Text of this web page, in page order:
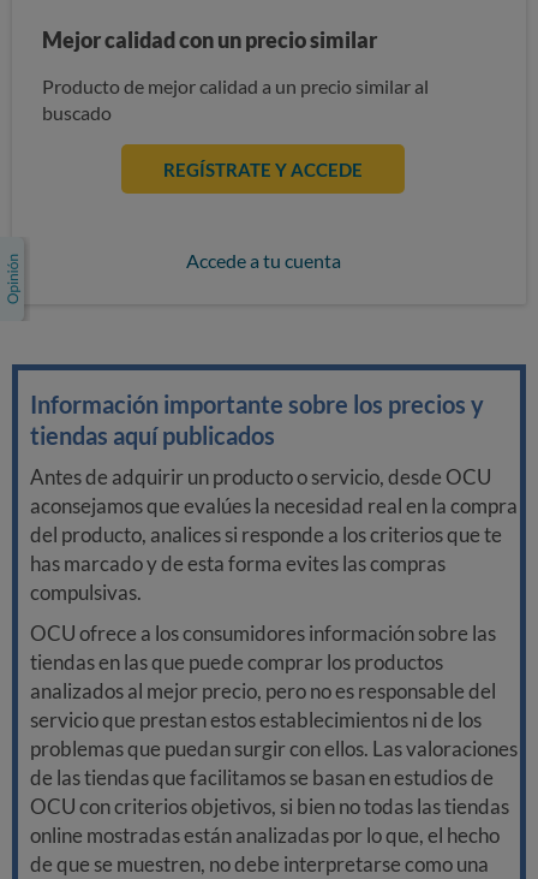
Mejor calidad con un precio similar
Producto de mejor calidad a un precio similar al
buscado
REGÍSTRATE Y ACCEDE
Accede a tu cuenta
Información importante sobre los precios y
tiendas aquí publicados
Antes de adquirir un producto o servicio, desde OCU
aconsejamos que evalúes la necesidad real en la compra
del producto, analices si responde a los criterios que te
has marcado y de esta forma evites las compras
compulsivas.
OCU ofrece a los consumidores información sobre las
tiendas en las que puede comprar los productos
analizados al mejor precio, pero no es responsable del
servicio que prestan estos establecimientos ni de los
problemas que puedan surgir con ellos. Las valoraciones
de las tiendas que facilitamos se basan en estudios de
OCU con criterios objetivos, si bien no todas las tiendas
online mostradas están analizadas por lo que, el hecho
de que se muestren, no debe interpretarse como una